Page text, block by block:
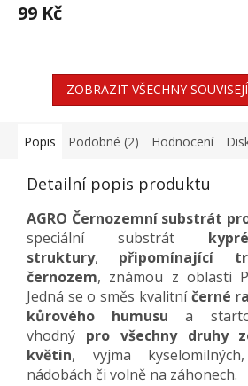
99 Kč
ZOBRAZIT VŠECHNY
Popis Podobné (2) Hodnocení
Detailní popis produktu
AGRO Černozemní substrát
speciální substrát
struktury, připomínající
černozem, známou z oblasti
Jedná se o směs kvalitníčerné
kůrového humusu a
vhodný pro všechny druhy
květin, vyjma
nádobách či volně na záhonech.